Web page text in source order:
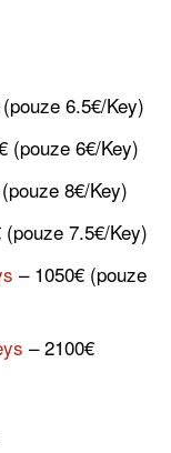
6.5€/Key)
(pouze 6€/Key)
8€/Key)
(pouze 7.5€/Key)
– 1050€ (pouze
– 2100€